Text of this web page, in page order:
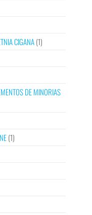
CIGANA(1)
DE MINORIAS
(1)